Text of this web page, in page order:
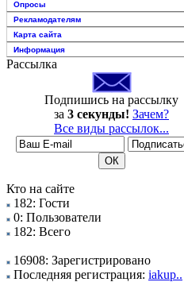
Опросы
Рекламодателям
Карта сайта
Информация
Рассылка
Подпишись на рассылку
за 3 секунды! Зачем?
Все виды рассылок...
Кто на сайте
182: Гости
0: Пользователи
182: Всего
16908: Зарегистрировано
Последняя регистрация: iakup..